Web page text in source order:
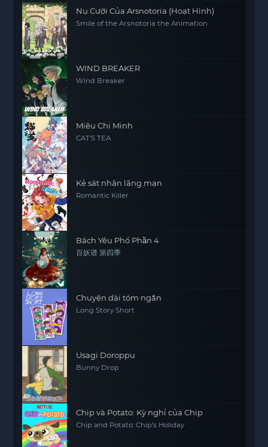
Nụ Cười Của Arsnotoria (Hoạt Hình)
Smile of the Arsnotoria the Animation
WIND BREAKER
Wind Breaker
Miêu Chi Minh
CAT'S TEA
Kẻ sát nhân lãng mạn
Romantic Killer
Bách Yêu Phổ Phần 4
百妖谱 第四季
Chuyện dài tóm ngắn
Long Story Short
Usagi Doroppu
Bunny Drop
Chip và Potato: Kỳ nghỉ của Chip
Chip and Potato: Chip’s Holiday